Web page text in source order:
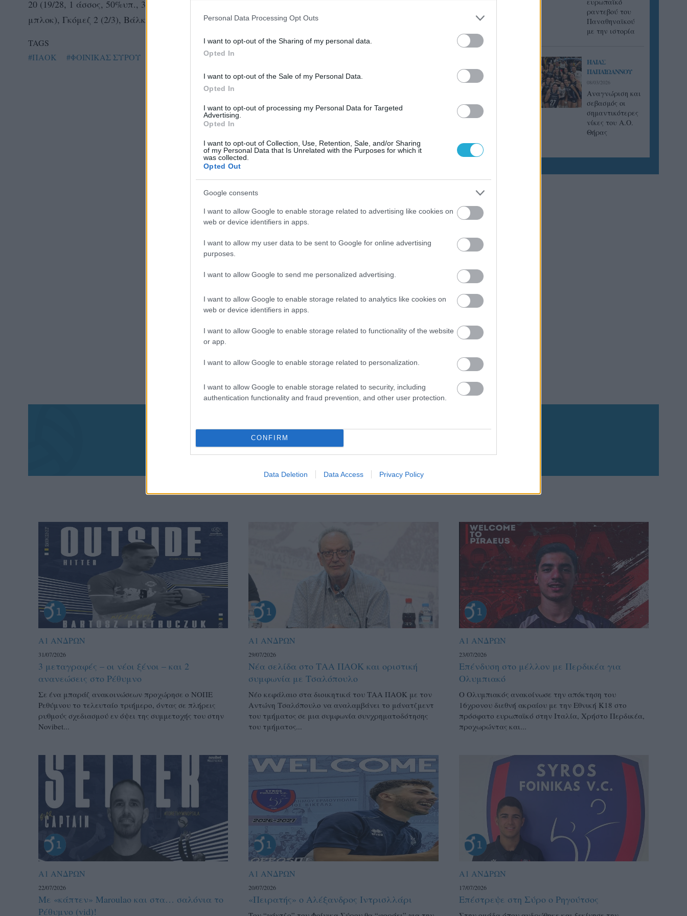
Personal Data Processing Opt Outs
I want to opt-out of the Sharing of my personal data.
Opted In
I want to opt-out of the Sale of my Personal Data.
Opted In
I want to opt-out of processing my Personal Data for Targeted
Advertising.
Opted In
I want to opt-out of Collection, Use, Retention, Sale, and/or Sharing
of my Personal Data that Is Unrelated with the Purposes for which it
was collected.
Opted Out
Google consents
I want to allow Google to enable storage related to advertising like cookies on
web or device identifiers in apps.
I want to allow my user data to be sent to Google for online advertising
purposes.
I want to allow Google to send me personalized advertising.
I want to allow Google to enable storage related to analytics like cookies on
web or device identifiers in apps.
I want to allow Google to enable storage related to functionality of the website
or app.
I want to allow Google to enable storage related to personalization.
I want to allow Google to enable storage related to security, including
authentication functionality and fraud prevention, and other user protection.
CONFIRM
Data Deletion Data Access Privacy Policy
20 (19/28, 1 άσσος, 50%υπ., 36%τελ) / Κωνσταντινίδης (λ. – 52%υπ., 41%τελ.), Παντακίδης, Σωτηρίου 5 (3/7, 2
μπλοκ), Γκόμεζ 2 (2/3), Βάλκιερς 1 (1/2).
TAGS
#ΠΑΟΚ
#ΦΟΙΝΙΚΑΣ ΣΥΡΟΥ
ραντεβού του
Παναθηναϊκού
με την ιστορία
ΗΛΙΑΣ
ΠΑΠΑΪΩΑΝΝΟΥ
08/03/2026
Αναγνώριση και
σεβασμός οι
σημαντικότερες
νίκες του Α.Ο.
Θήρας
Aκολουθήστε μας
παντού…
Α1 ΑΝΔΡΩΝ
31/07/2026
3 μεταγραφές – οι νέοι ξένοι – και 2
ανανεώσεις στο Ρέθυμνο
Σε ένα μπαράζ ανακοινώσεων προχώρησε ο ΝΟΠΕ
Ρεθύμνου το τελευταίο τριήμερο, όντας σε πλήρεις
ρυθμούς σχεδιασμού εν όψει της συμμετοχής του στην
Novibet...
Α1 ΑΝΔΡΩΝ
29/07/2026
Νέα σελίδα στο ΤΑΑ ΠΑΟΚ και οριστική
συμφωνία με Τσαλόπουλο
Νέο κεφάλαιο στα διοικητικά του ΤΑΑ ΠΑΟΚ με τον
Αντώνη Τσαλόπουλο να αναλαμβάνει το μάνατζμεντ
του τμήματος σε μια συμφωνία συνχρηματοδότησης
του τμήματος...
Α1 ΑΝΔΡΩΝ
23/07/2026
Επένδυση στο μέλλον με Περδικέα για
Ολυμπιακό
Ο Ολυμπιακός ανακοίνωσε την απόκτηση του
16χρονου διεθνή ακραίου με την Εθνική Κ18 στο
πρόσφατο ευρωπαϊκό στην Ιταλία, Χρήστο Περδικέα,
προχωρώντας και...
Α1 ΑΝΔΡΩΝ
22/07/2026
Με «κάπτεν» Maroulao και στα… σαλόνια το
Ρέθυμνο (vid)!
Α1 ΑΝΔΡΩΝ
20/07/2026
«Πειρατής» ο Αλέξανδρος Ιντρισλλάρι
Α1 ΑΝΔΡΩΝ
17/07/2026
Επέστρεψε στη Σύρο ο Ρηγούτσος